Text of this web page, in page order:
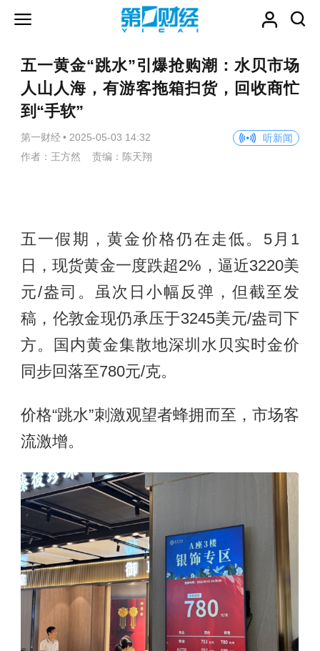
五一黄金“跳水”引爆抢购潮：水贝市场
人山人海，有游客拖箱扫货，回收商忙
到“手软”
第一财经 • 2025-05-03 14:32
听新闻
作者：王方然 责编：陈天翔
五一假期，黄金价格仍在走低。5月1
日，现货黄金一度跌超2%，逼近3220美
元/盎司。虽次日小幅反弹，但截至发
稿，伦敦金现仍承压于3245美元/盎司下
方。国内黄金集散地深圳水贝实时金价
同步回落至780元/克。
价格“跳水”刺激观望者蜂拥而至，市场客
流激增。